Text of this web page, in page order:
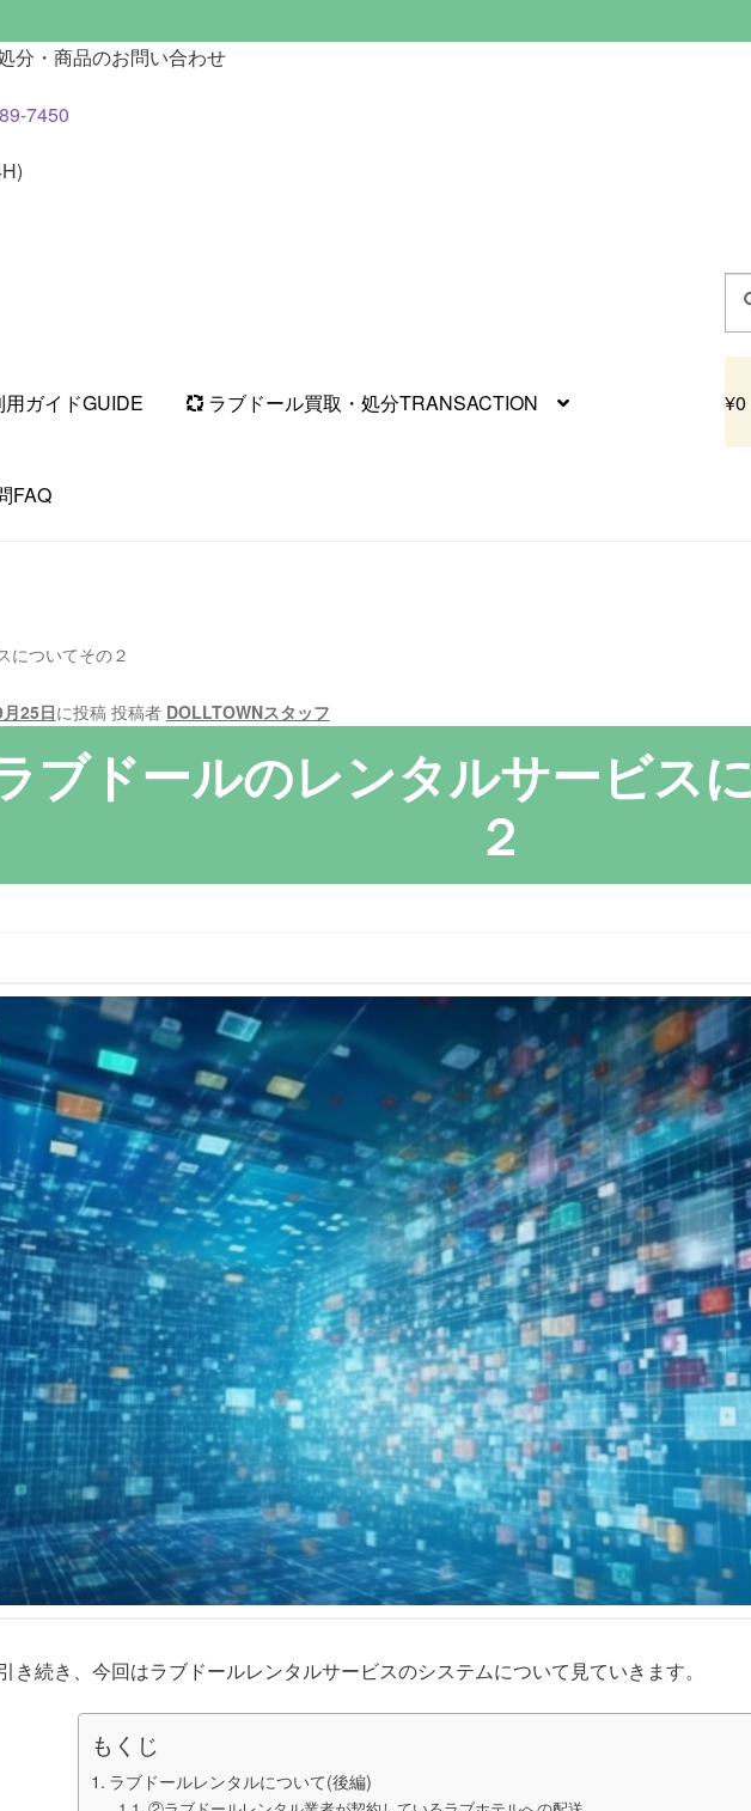
分・商品のお問い合わせ
7450
対
象:
ガイドGUIDE ラブドール買取・処分TRANSACTION
FAQ
¥0
についてその２
25日に投稿 投稿者 DOLLTOWNスタッフ
ブドールのレンタルサービス
２
き続き、今回はラブドールレンタルサービスのシステムについて見ていきます。
もくじ
ラブドールレンタルについて(後編)